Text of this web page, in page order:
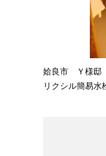
姶良市 Ｙ様邸
リクシル簡易